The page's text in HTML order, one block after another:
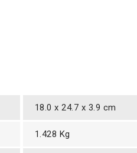
18.0 x 24.7 x 3.9 cm
1.428 Kg